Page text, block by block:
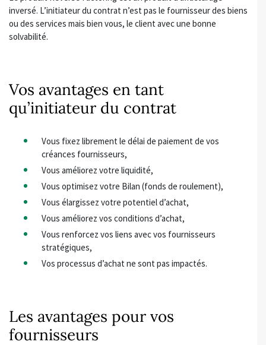
inversé. L’initiateur du contrat n’est pas le fournisseur des biens
ou des services mais bien vous, le client avec une bonne
solvabilité.
Vos avantages en tant
qu’initiateur du contrat
Vous fixez librement le délai de paiement de vos
créances fournisseurs,
Vous améliorez votre liquidité,
Vous optimisez votre Bilan (fonds de roulement),
Vous élargissez votre potentiel d’achat,
Vous améliorez vos conditions d’achat,
Vous renforcez vos liens avec vos fournisseurs
stratégiques,
Vos processus d’achat ne sont pas impactés.
Les avantages pour vos
fournisseurs